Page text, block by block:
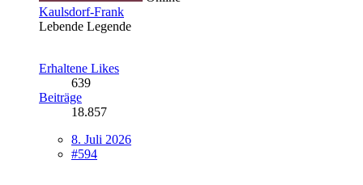
Kaulsdorf-Frank
Lebende Legende
Erhaltene Likes
639
Beiträge
18.857
8. Juli 2026
#594